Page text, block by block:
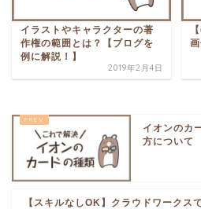
イラストやキャラクターの著
作権の範囲とは？【ブログを
例に解説！】
2019年2月4日
イオンのカ
方について
【スキルなしOK】クラウドワークス